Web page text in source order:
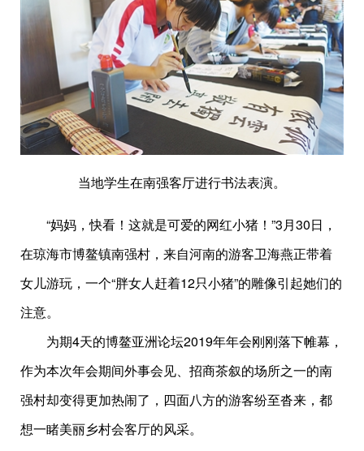
当地学生在南强客厅进行书法表演。
“妈妈，快看！这就是可爱的网红小猪！”3月30日，
在琼海市博鳌镇南强村，来自河南的游客卫海燕正带着
女儿游玩，一个“胖女人赶着12只小猪”的雕像引起她们的
注意。
为期4天的博鳌亚洲论坛2019年年会刚刚落下帷幕，
作为本次年会期间外事会见、招商茶叙的场所之一的南
强村却变得更加热闹了，四面八方的游客纷至沓来，都
想一睹美丽乡村会客厅的风采。